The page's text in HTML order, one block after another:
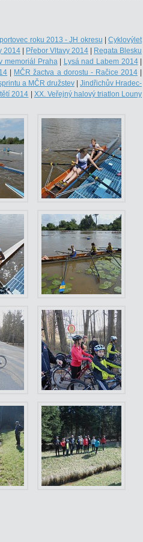
roku 2013 - JH okresu |Cyklovýlet
2014
Přebor Vltavy 2014
Regata Blesku
memoriál Praha| Lysá nad Labem 2014|
MČR žactva a dorostu - Račice 2014|
a MČR družstev|Jindřichův Hradec-
2014
XX. Veřejný halový triatlon Louny